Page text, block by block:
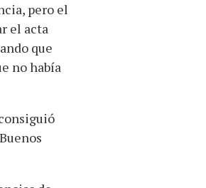
pero el
el acta
que
no había